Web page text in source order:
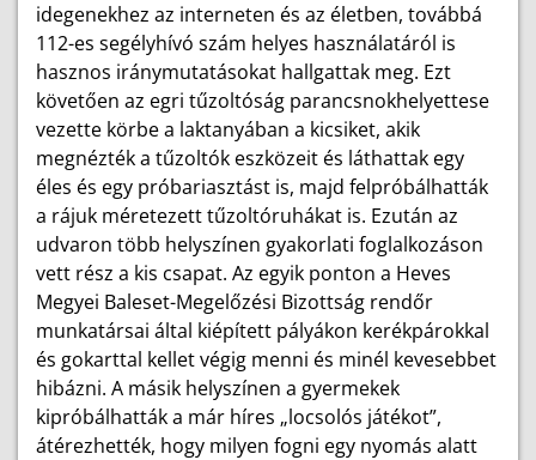
idegenekhez az interneten és az életben, továbbá
112-es segélyhívó szám helyes használatáról is
hasznos iránymutatásokat hallgattak meg. Ezt
követően az egri tűzoltóság parancsnokhelyettese
vezette körbe a laktanyában a kicsiket, akik
megnézték a tűzoltók eszközeit és láthattak egy
éles és egy próbariasztást is, majd felpróbálhatták
a rájuk méretezett tűzoltóruhákat is. Ezután az
udvaron több helyszínen gyakorlati foglalkozáson
vett rész a kis csapat. Az egyik ponton a Heves
Megyei Baleset-Megelőzési Bizottság rendőr
munkatársai által kiépített pályákon kerékpárokkal
és gokarttal kellet végig menni és minél kevesebbet
hibázni. A másik helyszínen a gyermekek
kipróbálhatták a már híres „locsolós játékot”,
átérezhették, hogy milyen fogni egy nyomás alatt